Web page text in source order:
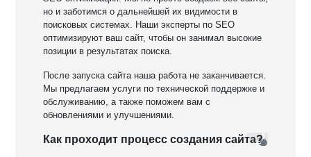
но и заботимся о дальнейшей их видимости в
поисковых системах. Наши эксперты по SEO
оптимизируют ваш сайт, чтобы он занимал высокие
позиции в результатах поиска.
После запуска сайта наша работа не заканчивается.
Мы предлагаем услуги по технической поддержке и
обслуживанию, а также поможем вам с
обновлениями и улучшениями.
Как проходит процесс создания сайта?